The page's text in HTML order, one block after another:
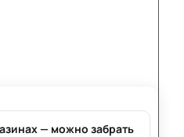
— можно забрать